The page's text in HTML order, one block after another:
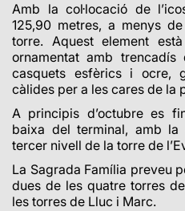
Amb la col·locació de
125,90 metres, a menys
torre. Aquest element
ornamentat amb
casquets esfèrics i ocre,
càlides per a les cares de la
A principis d’octubre es
baixa del terminal, amb la
tercer nivell de la torre de
La Sagrada Família preveu
dues de les quatre torres
les torres de Lluc i Marc.